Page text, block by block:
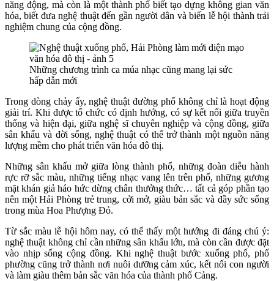
năng động, mà còn là một thành phố biết tạo dựng không gian văn
hóa, biết đưa nghệ thuật đến gần người dân và biến lễ hội thành trải
nghiệm chung của cộng đồng.
Những chương trình ca múa nhạc cũng mang lại sức
hấp dẫn mới
Trong dòng chảy ấy, nghệ thuật đường phố không chỉ là hoạt động
giải trí. Khi được tổ chức có định hướng, có sự kết nối giữa truyền
thống và hiện đại, giữa nghệ sĩ chuyên nghiệp và cộng đồng, giữa
sân khấu và đời sống, nghệ thuật có thể trở thành một nguồn năng
lượng mềm cho phát triển văn hóa đô thị.
Những sân khấu mở giữa lòng thành phố, những đoàn diễu hành
rực rỡ sắc màu, những tiếng nhạc vang lên trên phố, những gương
mặt khán giả háo hức dừng chân thưởng thức… tất cả góp phần tạo
nên một Hải Phòng trẻ trung, cởi mở, giàu bản sắc và đầy sức sống
trong mùa Hoa Phượng Đỏ.
Từ sắc màu lễ hội hôm nay, có thể thấy một hướng đi đáng chú ý:
nghệ thuật không chỉ cần những sân khấu lớn, mà còn cần được đặt
vào nhịp sống cộng đồng. Khi nghệ thuật bước xuống phố, phố
phường cũng trở thành nơi nuôi dưỡng cảm xúc, kết nối con người
và làm giàu thêm bản sắc văn hóa của thành phố Cảng.